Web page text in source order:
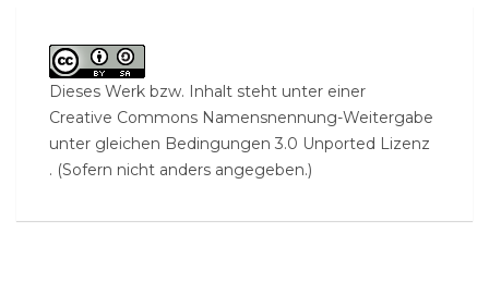
Dieses Werk bzw. Inhalt steht unter einer
Creative Commons Namensnennung-Weitergabe
unter gleichen Bedingungen 3.0 Unported Lizenz
. (Sofern nicht anders angegeben.)